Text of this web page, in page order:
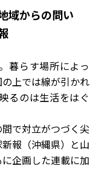
域からの問い
暮らす場所によっ
上では線が引かれ
るのは生活をはぐ
で対立がつづく尖
報（沖縄県）と山
企画した連載に加